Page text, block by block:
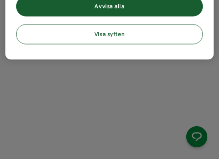
Avvisa alla
Visa syften